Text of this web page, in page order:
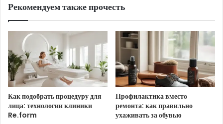
HTML-код для вставки на сайт и блог:
BB-код для вставки на форум:
Ссылка на изображение:
Рекомендуем также прочесть
Как подобрать процедуру для
лица: технологии клиники
Re.form
Профилактика вместо
ремонта: как правильно
ухаживать за обувью